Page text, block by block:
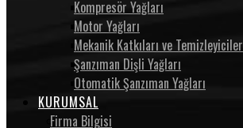
Kompresör Yağları
Motor Yağları
Mekanik Katkıları ve Temizleyiciler
Şanzıman Dişli Yağları
Otomatik Şanzıman Yağları
KURUMSAL
Firma Bilgisi